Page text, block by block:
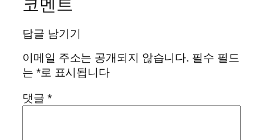
코멘트
답글 남기기
이메일 주소는 공개되지 않습니다. 필수 필드
는 *로 표시됩니다
댓글 *